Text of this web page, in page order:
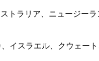
トラリア、ニュージー
イスラエル、クウェート